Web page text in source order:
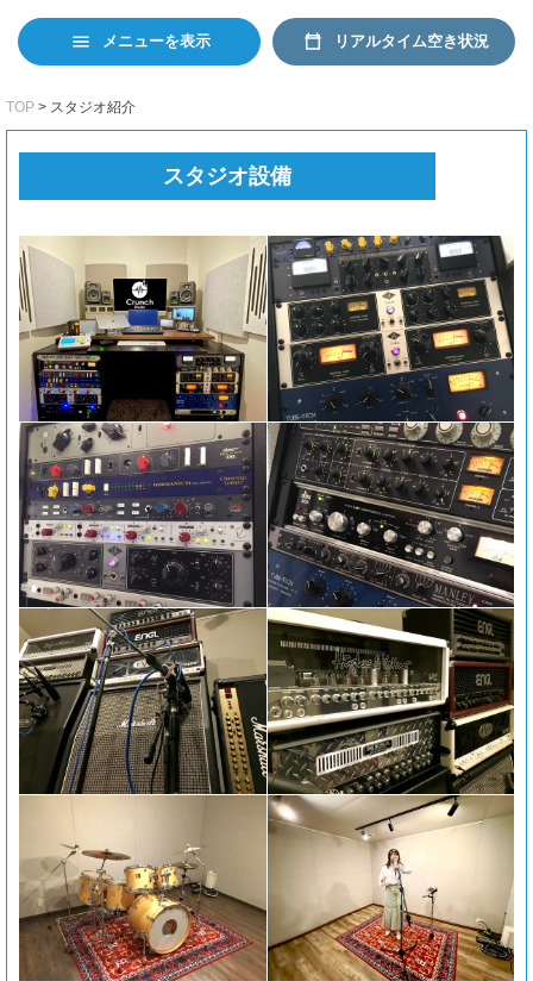
日本語 EN
メニューを表示 リアルタイム空き状況
TOP スタジオ紹介
スタジオ設備